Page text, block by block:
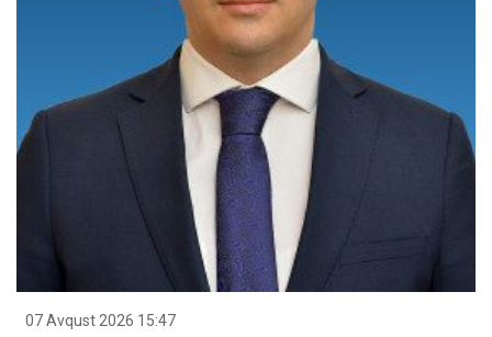
07 Avqust 2026 15:47